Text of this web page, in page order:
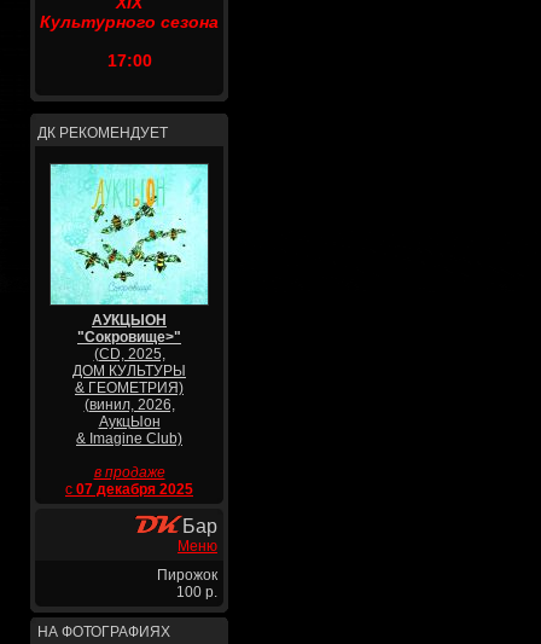
Культурного сезона
17:00
ДК РЕКОМЕНДУЕТ
АУКЦЫОН
"Сокровище>"
(CD, 2025,
ДОМ КУЛЬТУРЫ
& ГЕОМЕТРИЯ)
(винил, 2026,
АукцЫон
& Imagine Club)
в продаже
с 07 декабря 2025
Бар
Меню
Пирожок
100 р.
НА ФОТОГРАФИЯХ